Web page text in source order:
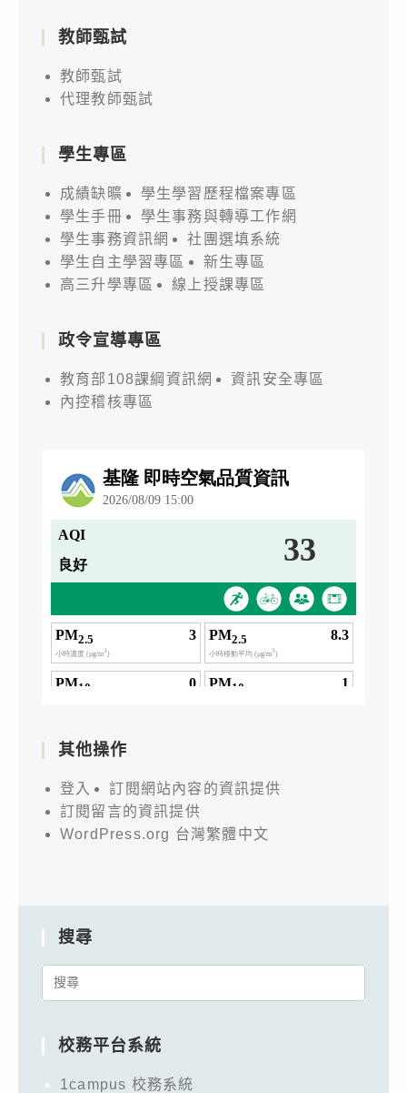
教師甄試
教師甄試
代理教師甄試
學生專區
成績缺曠
學生學習歷程檔案專區
學生手冊
學生事務與轉導工作網
學生事務資訊網
社團選填系統
學生自主學習專區
新生專區
高三升學專區
線上授課專區
政令宣導專區
教育部108課綱資訊網
資訊安全專區
內控稽核專區
其他操作
登入
訂閱網站內容的資訊提供
訂閱留言的資訊提供
WordPress.org 台灣繁體中文
搜尋
Search
校務平台系統
1campus 校務系統